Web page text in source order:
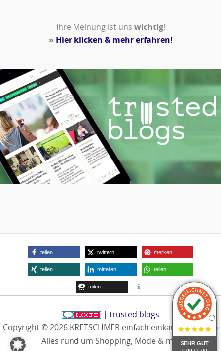
Ihre Meinung ist uns wichtig!
» Hier klicken & mehr erfahren!
SEHR GUT
teilen twittern merken
teilen mitteilen teilen
teilen
| trusted blogs
Copyright © 2026 KRETSCHMER einfach einkaufen |BLOG
| Alles rund um Shopping, Mode & mehr